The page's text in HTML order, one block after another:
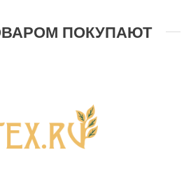
ПОКУПАЮТ